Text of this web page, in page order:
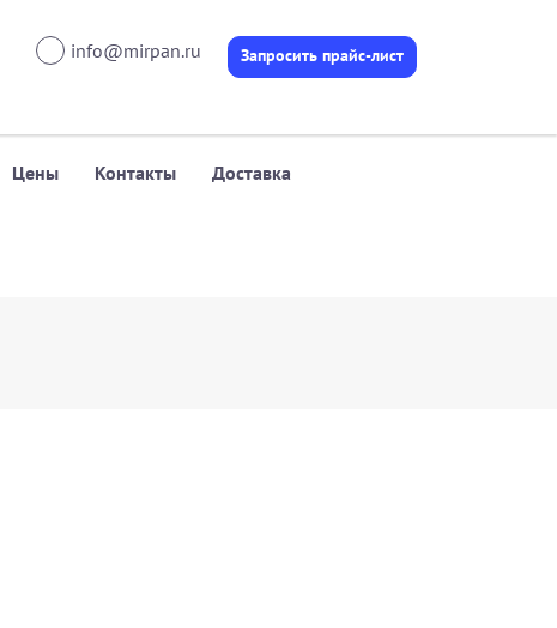
info@mirpan.ru Запросить прайс-лист
Цены Контакты Доставка